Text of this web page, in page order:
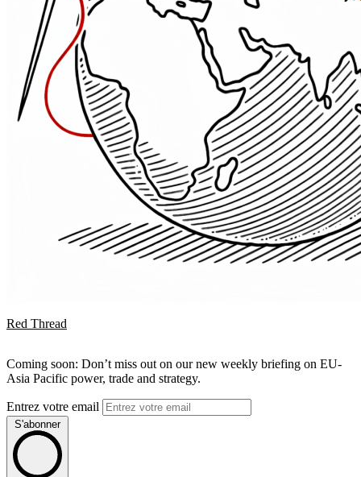
Red Thread
Coming soon: Don’t miss out on our new weekly briefing on EU-
Asia Pacific power, trade and strategy.
Entrez votre email
S'abonner